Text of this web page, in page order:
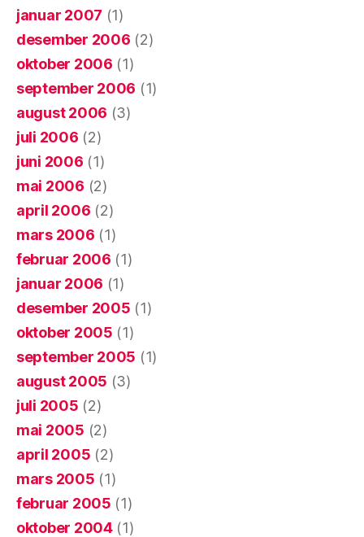
januar 2007 (1)
desember 2006 (2)
oktober 2006 (1)
september 2006 (1)
august 2006 (3)
juli 2006 (2)
juni 2006 (1)
mai 2006 (2)
april 2006 (2)
mars 2006 (1)
februar 2006 (1)
januar 2006 (1)
desember 2005 (1)
oktober 2005 (1)
september 2005 (1)
august 2005 (3)
juli 2005 (2)
mai 2005 (2)
april 2005 (2)
mars 2005 (1)
februar 2005 (1)
oktober 2004(1)